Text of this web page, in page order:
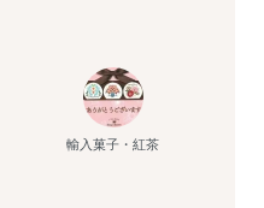
輸入菓子・紅茶